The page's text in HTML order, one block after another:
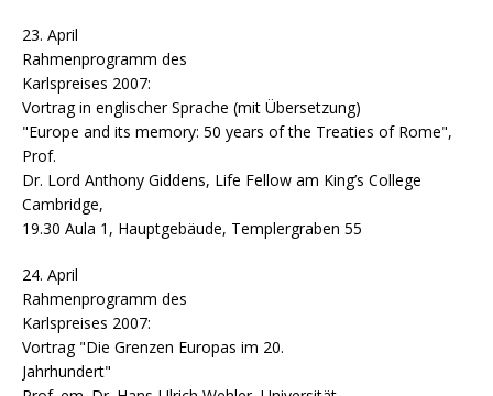
23. April
Rahmenprogramm des
Karlspreises 2007:
Vortrag in englischer Sprache (mit Übersetzung)
"Europe and its memory: 50 years of the Treaties of Rome",
Prof.
Dr. Lord Anthony Giddens, Life Fellow am King’s College
Cambridge,
19.30 Aula 1, Hauptgebäude, Templergraben 55
24. April
Rahmenprogramm des
Karlspreises 2007:
Vortrag "Die Grenzen Europas im 20.
Jahrhundert"